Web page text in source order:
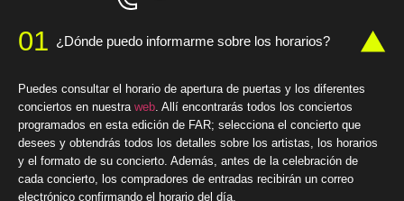
01 ¿Dónde puedo informarme sobre los horarios?
Puedes consultar el horario de apertura de puertas y los diferentes
conciertos en nuestra web. Allí encontrarás todos los conciertos
programados en esta edición de FAR; selecciona el concierto que
desees y obtendrás todos los detalles sobre los artistas, los horarios
y el formato de su concierto. Además, antes de la celebración de
cada concierto, los compradores de entradas recibirán un correo
electrónico confirmando el horario del día.